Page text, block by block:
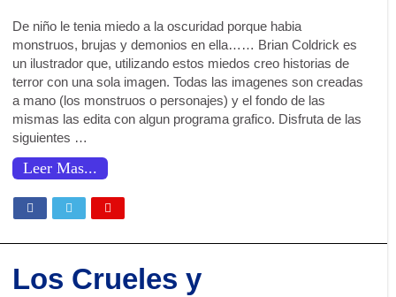
Los peligros del espacio abierto: Más allá del vacío
El “Efecto Dunning-Krugger” o ¿Por qué Los SABELOTODO Les Cuesta
¡El Sentido Común y la Lógica: Dos Caras de la Misma Moneda!
¿De Verdad Sabes Cómo Cepillarte los Dientes? Seguro Que No
¿Mi Abuelita y Papás Tenían Razón? 🤔 Por Qué Los Remedios Caseros SÍ
De niño le tenia miedo a la oscuridad porque habia
monstruos, brujas y demonios en ella…… Brian Coldrick es
un ilustrador que, utilizando estos miedos creo historias de
terror con una sola imagen. Todas las imagenes son creadas
a mano (los monstruos o personajes) y el fondo de las
mismas las edita con algun programa grafico. Disfruta de las
siguientes …
Leer Mas...
Los Crueles y